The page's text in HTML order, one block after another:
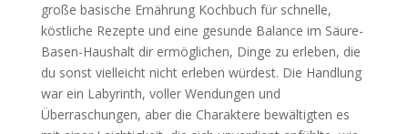
große basische Ernährung Kochbuch für schnelle,
köstliche Rezepte und eine gesunde Balance im Säure-
Basen-Haushalt dir ermöglichen, Dinge zu erleben, die
du sonst vielleicht nicht erleben würdest. Die Handlung
war ein Labyrinth, voller Wendungen und
Überraschungen, aber die Charaktere bewältigten es